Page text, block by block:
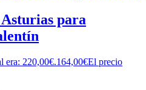
para
era: 220,00€.164,00€El precio